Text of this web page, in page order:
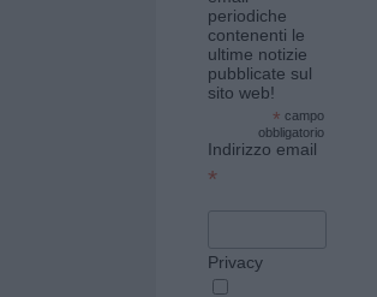
periodiche
contenenti le
ultime notizie
pubblicate sul
sito web!
* campo
obbligatorio
Indirizzo email
*
Privacy